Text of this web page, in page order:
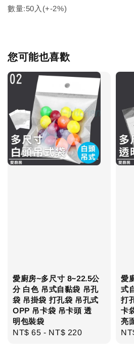
數量:50入(+-2%)
您可能也喜歡
愛廚房~多尺寸 8~22.5公
分 白色 吊式自黏袋 吊孔
袋 吊掛袋 打孔袋 吊孔式
OPP 吊卡袋 吊卡頭 透
明包裝袋
Regular
NT$ 65 - NT$ 220
愛
式
打
卡
亮